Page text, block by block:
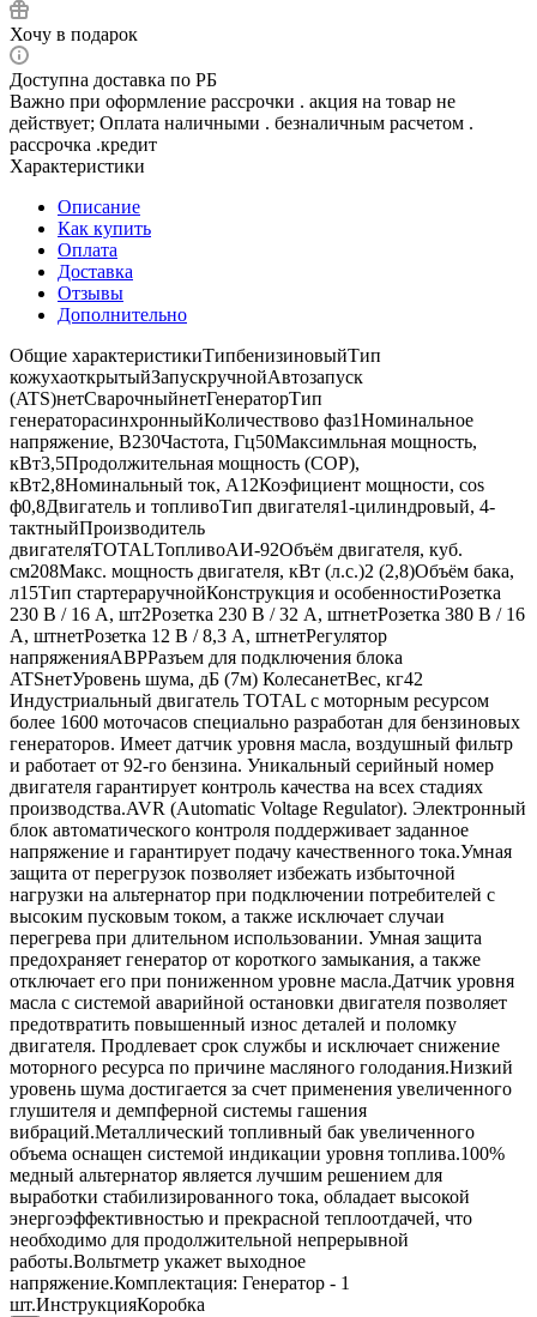
Хочу в подарок
Доступна доставка по РБ
Важно при оформление рассрочки . акция на товар не
действует; Оплата наличными . безналичным расчетом .
рассрочка .кредит
Характеристики
Описание
Как купить
Оплата
Доставка
Отзывы
Дополнительно
Общие характеристикиТипбенизиновыйТип
кожухаоткрытыйЗапускручнойАвтозапуск
(ATS)нетСварочныйнетГенераторТип
генераторасинхронныйКоличествово фаз1Номинальное
напряжение, В230Частота, Гц50Максимльная мощность,
кВт3,5Продолжительная мощность (COP),
кВт2,8Номинальный ток, А12Коэфициент мощности, cos
ф0,8Двигатель и топливоТип двигателя1-цилиндровый, 4-
тактныйПроизводитель
двигателяTOTALТопливоАИ-92Объём двигателя, куб.
см208Макс. мощность двигателя, кВт (л.с.)2 (2,8)Объём бака,
л15Тип стартераручнойКонструкция и особенностиРозетка
230 В / 16 А, шт2Розетка 230 В / 32 А, штнетРозетка 380 В / 16
А, штнетРозетка 12 В / 8,3 А, штнетРегулятор
напряженияАВРРазъем для подключения блока
ATSнетУровень шума, дБ (7м) КолесанетВес, кг42
Индустриальный двигатель TOTAL с моторным ресурсом
более 1600 моточасов специально разработан для бензиновых
генераторов. Имеет датчик уровня масла, воздушный фильтр
и работает от 92-го бензина. Уникальный серийный номер
двигателя гарантирует контроль качества на всех стадиях
производства.AVR (Automatic Voltage Regulator). Электронный
блок автоматического контроля поддерживает заданное
напряжение и гарантирует подачу качественного тока.Умная
защита от перегрузок позволяет избежать избыточной
нагрузки на альтернатор при подключении потребителей с
высоким пусковым током, а также исключает случаи
перегрева при длительном использовании. Умная защита
предохраняет генератор от короткого замыкания, а также
отключает его при пониженном уровне масла.Датчик уровня
масла с системой аварийной остановки двигателя позволяет
предотвратить повышенный износ деталей и поломку
двигателя. Продлевает срок службы и исключает снижение
моторного ресурса по причине масляного голодания.Низкий
уровень шума достигается за счет применения увеличенного
глушителя и демпферной системы гашения
вибраций.Металлический топливный бак увеличенного
объема оснащен системой индикации уровня топлива.100%
медный альтернатор является лучшим решением для
выработки стабилизированного тока, обладает высокой
энергоэффективностью и прекрасной теплоотдачей, что
необходимо для продолжительной непрерывной
работы.Вольтметр укажет выходное
напряжение.Комплектация: Генератор - 1
шт.ИнструкцияКоробка